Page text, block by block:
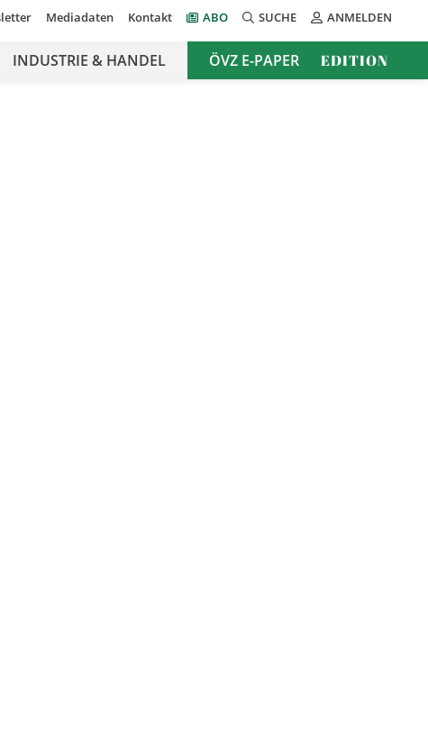
Mediadaten Kontakt ABO SUCHE ANMELDEN
INDUSTRIE & HANDEL ÖVZ E-PAPER EDITION